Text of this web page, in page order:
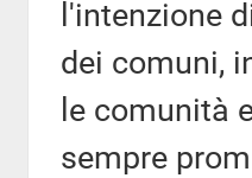
l'intenzione
dei comuni,
le comunità
sempre